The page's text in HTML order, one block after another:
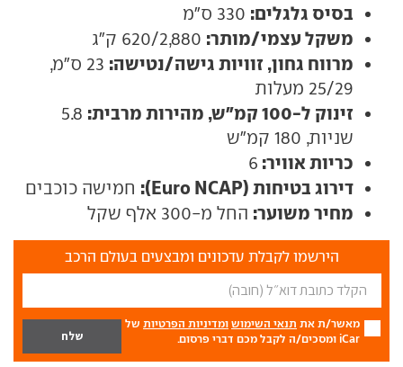
בסיס גלגלים:
משקל עצמי/מותר:
מרווח גחון, זוויות גישה/נטישה:
23 ס"מ,
25/29 מעלות
זינוק ל-100 קמ"ש, מהירות מרבית:
5.8
שניות, 180 קמ"ש
כריות אוויר: 6
דירוג בטיחות (Euro NCAP): חמישה כוכבים
מחיר משוער: החל מ-300 אלף שקל
הירשמו לקבלת עדכונים ומבצעים בעולם הרכב
מאשר/ת את תנאי השימוש ומדיניות הפרטיות של
iCar ומסכים/ה לקבל מכם דברי פרסום.